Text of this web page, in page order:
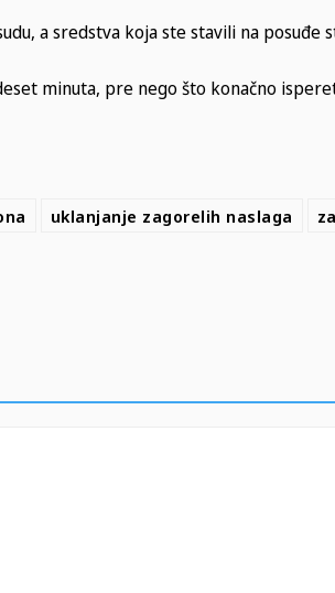
a sredstva koja ste stavili na posuđe
minuta, pre nego što konačno
uklanjanje zagorelih naslaga